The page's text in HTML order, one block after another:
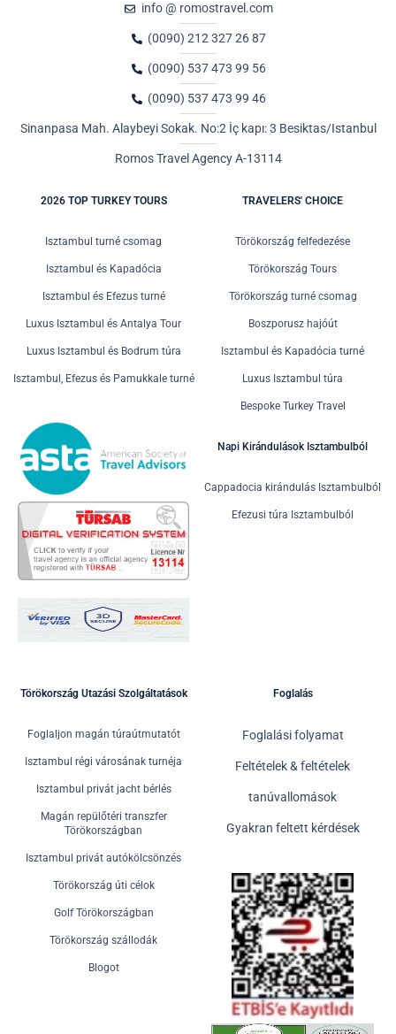
info @ romostravel.com
(0090) 212 327 26 87
(0090) 537 473 99 56
(0090) 537 473 99 46
Sinanpasa Mah. Alaybeyi Sokak. No:2 İç kapı: 3 Besiktas/Istanbul
Romos Travel Agency A-13114
2026 TOP TURKEY TOURS
Isztambul turné csomag
Isztambul és Kapadócia
Isztambul és Efezus turné
Luxus Isztambul és Antalya Tour
Luxus Isztambul és Bodrum túra
Isztambul, Efezus és Pamukkale turné
TRAVELERS' CHOICE
Törökország felfedezése
Törökország Tours
Törökország turné csomag
Boszporusz hajóút
Isztambul és Kapadócia turné
Luxus Isztambul túra
Bespoke Turkey Travel
Napi Kirándulások Isztambulból
Cappadocia kirándulás Isztambulból
Efezusi túra Isztambulból
Törökország Utazási Szolgáltatások
Foglaljon magán túraútmutatót
Isztambul régi városának turnéja
Isztambul privát jacht bérlés
Magán repülőtéri transzfer
Törökországban
Isztambul privát autókölcsönzés
Törökország úti célok
Golf Törökországban
Törökország szállodák
Blogot
Foglalás
Foglalási folyamat
Feltételek & feltételek
tanúvallomások
Gyakran feltett kérdések